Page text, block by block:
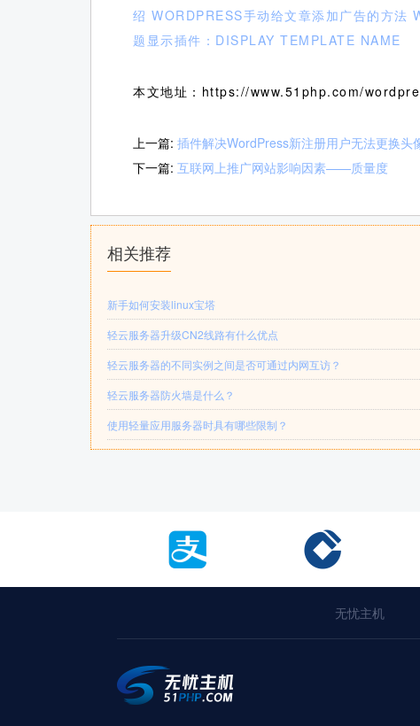
绍 WORDPRESS手动给文章添加广告的方法
题显示插件：DISPLAY TEMPLATE NAME
本文地址：https://www.51php.com/
上一篇: 插件解决WordPress新注册用户无法更换头
下一篇: 互联网上推广网站影响因素——质量度
相关推荐
新手如何安装linux宝塔
轻云服务器升级CN2线路有什么优点
轻云服务器的不同实例之间是否可通过内网互访？
轻云服务器防火墙是什么？
使用轻量应用服务器时具有哪些限制？
无忧主机